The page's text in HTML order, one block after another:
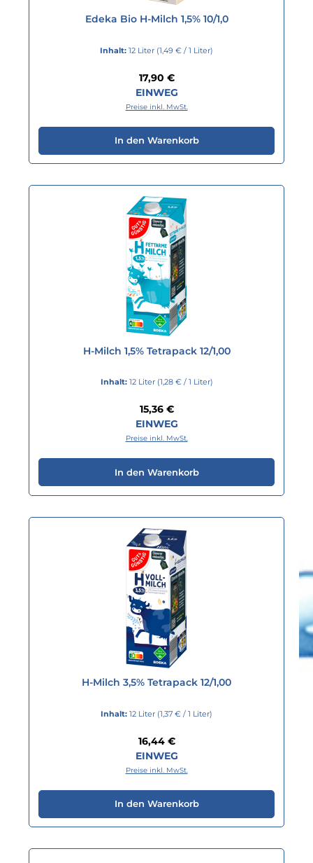
Edeka Bio H-Milch 1,5% 10/1,0
Inhalt: 12 Liter (1,49 € / 1 Liter)
Regulärer Preis:
17,90 €
EINWEG
Preise inkl. MwSt.
In den Warenkorb
H-Milch 1,5% Tetrapack 12/1,00
Inhalt: 12 Liter (1,28 € / 1 Liter)
Regulärer Preis:
15,36 €
EINWEG
Preise inkl. MwSt.
In den Warenkorb
H-Milch 3,5% Tetrapack 12/1,00
Inhalt: 12 Liter (1,37 € / 1 Liter)
Regulärer Preis:
16,44 €
EINWEG
Preise inkl. MwSt.
In den Warenkorb